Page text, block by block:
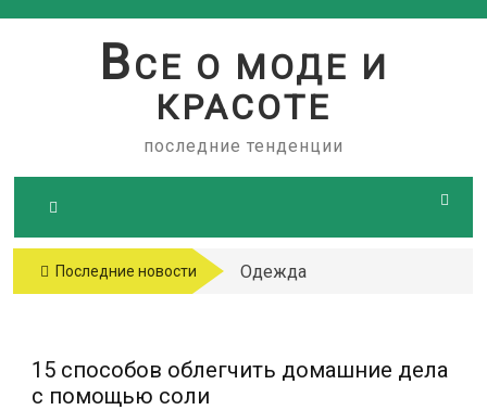
ВСЕ О МОДЕ И
КРАСОТЕ
последние тенденции
Последние новости
Одежда
15 способов облегчить домашние дела
с помощью соли